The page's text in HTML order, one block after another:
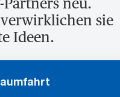
sie
Ideen.